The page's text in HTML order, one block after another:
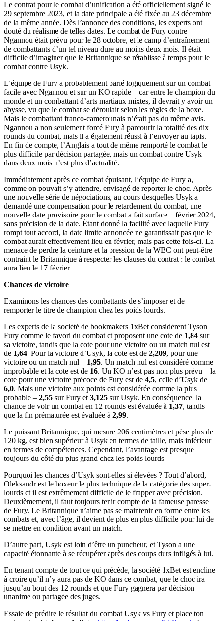
Le contrat pour le combat d’unification a été officiellement signé le
29 septembre 2023, et la date principale a été fixée au 23 décembre
de la même année. Dès l’annonce des conditions, les experts ont
douté du réalisme de telles dates. Le combat de Fury contre
Ngannou était prévu pour le 28 octobre, et le camp d’entraînement
de combattants d’un tel niveau dure au moins deux mois. Il était
difficile d’imaginer que le Britannique se rétablisse à temps pour le
combat contre Usyk.
L’équipe de Fury a probablement parié logiquement sur un combat
facile avec Ngannou et sur un KO rapide – car entre le champion du
monde et un combattant d’arts martiaux mixtes, il devrait y avoir un
abysse, vu que le combat se déroulait selon les règles de la boxe.
Mais le combattant franco-camerounais n’était pas du même avis.
Ngannou a non seulement forcé Fury à parcourir la totalité des dix
rounds du combat, mais il a également réussi à l’envoyer au tapis.
En fin de compte, l’Anglais a tout de même remporté le combat le
plus difficile par décision partagée, mais un combat contre Usyk
dans deux mois n’est plus d’actualité.
Immédiatement après ce combat épuisant, l’équipe de Fury a,
comme on pouvait s’y attendre, envisagé de reporter le choc. Après
une nouvelle série de négociations, au cours desquelles Usyk a
demandé une compensation pour le retardement du combat, une
nouvelle date provisoire pour le combat a fait surface – février 2024,
sans précision de la date. Étant donné la facilité avec laquelle Fury
rompt tout accord, la date limite annoncée ne garantissait pas que le
combat aurait effectivement lieu en février, mais pas cette fois-ci. La
menace de perdre la ceinture et la pression de la WBC ont peut-être
contraint le Britannique à respecter les clauses du contrat : le combat
aura lieu le 17 février.
Chances de victoire
Examinons les chances des combattants de s’imposer et de
remporter le titre de champion chez les poids lourds.
Les experts de la société de bookmakers 1xBet considèrent Tyson
Fury comme le favori du combat et proposent une cote de 1,84 sur
sa victoire, tandis que la cote pour une victoire ou un match nul est
de 1,64. Pour la victoire d’Usyk, la cote est de 2,209, pour une
victoire ou un match nul – 1,95. Un match nul est considéré comme
improbable et la cote est de 16. Un KO n’est pas non plus prévu – la
cote pour une victoire précoce de Fury est de 4,5, celle d’Usyk de
6,0. Mais une victoire aux points est considérée comme la plus
probable – 2,55 sur Fury et 3,125 sur Usyk. En conséquence, la
chance de voir un combat en 12 rounds est évaluée à 1,37, tandis
que la fin prématurée est évaluée à 2,99.
Le puissant Britannique, qui mesure 206 centimètres et pèse plus de
120 kg, est bien supérieur à Usyk en termes de taille, mais inférieur
en termes de compétences. Cependant, l’avantage est presque
toujours du côté du plus grand chez les poids lourds.
Pourquoi les chances d’Usyk sont-elles si élevées ? Tout d’abord,
Oleksandr est le boxeur le plus technique de la catégorie des super-
lourds et il est extrêmement difficile de le frapper avec précision.
Deuxièmement, il faut toujours tenir compte de la fameuse paresse
de Fury. Le Britannique n’aime pas se maintenir en forme entre les
combats et, avec l’âge, il devient de plus en plus difficile pour lui de
se mettre en condition avant un match.
D’autre part, Usyk est loin d’être un puncheur, et Tyson a une
capacité étonnante à se récupérer après des coups durs infligés à lui.
En tenant compte de tout ce qui précède, la société 1xBet est encline
à croire qu’il n’y aura pas de KO dans ce combat, que le choc ira
jusqu’au bout des 12 rounds et que Fury gagnera par décision
unanime ou partagée des juges.
Essaie de prédire le résultat du combat Usyk vs Fury et place ton